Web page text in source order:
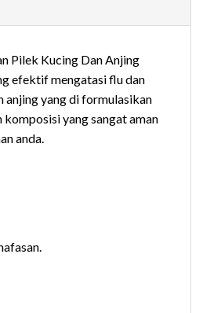
Pilek Kucing Dan Anjing
efektif mengatasi flu dan
anjing yang di formulasikan
komposisi yang sangat aman
anda.